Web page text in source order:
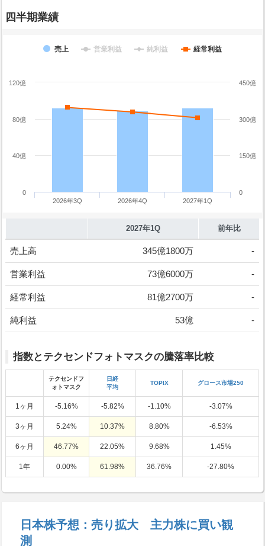
四半期業績
売上 営業利益 純利益 経常利益
2026年3Q 2026年4Q 2027年1Q
0
150億
300億
450億
0
40億
80億
120億
2027年1Q 前年比
売上高 345億1800万 -
営業利益 73億6000万 -
経常利益 81億2700万 -
純利益 53億 -
指数とテクセンドフォトマスクの騰落率比較
テクセンドフ
ォトマスク
日経
平均
TOPIX グロース市場250
1ヶ月 -5.16% -5.82% -1.10% -3.07%
3ヶ月 5.24% 10.37% 8.80% -6.53%
6ヶ月 46.77% 22.05% 9.68% 1.45%
1年 0.00% 61.98% 36.76% -27.80%
日本株予想：売り拡大 主力株に買い観
測